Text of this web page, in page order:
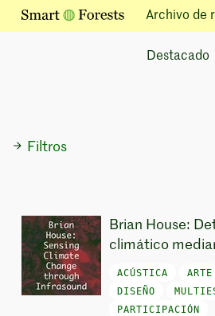
Archivo de
Destacado
Filtros
Brian House:
climático
ACÚSTICA ARTE
DISEÑO
PARTICIPACIÓN